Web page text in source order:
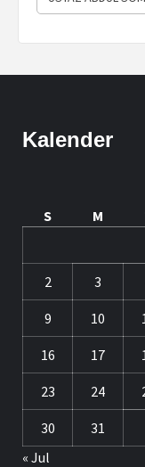
Kalender
S
M
2 3
9 10
16 17
23 24
30
31
« Jul